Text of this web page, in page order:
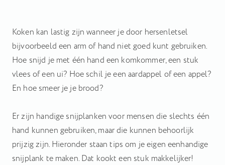
Koken kan lastig zijn wanneer je door hersenletsel
bijvoorbeeld een arm of hand niet goed kunt gebruiken.
Hoe snijd je met één hand een komkommer, een stuk
vlees of een ui? Hoe schil je een aardappel of een appel?
En hoe smeer je je brood?
Er zijn handige snijplanken voor mensen die slechts één
hand kunnen gebruiken, maar die kunnen behoorlijk
prijzig zijn. Hieronder staan tips om je eigen eenhandige
snijplank te maken. Dat kookt een stuk makkelijker!
gebruikersonderzoek uitvoeren.
Advertentie cookies
Hiermee kunnen we u relevante advertenties tonen op
websites en apps van derden, zoals Facebook en Instagram.
ervoor zorgen dat gerelateerde functionaliteit
niet goed werkt. U kunt uw voorkeuren op elk
moment wijzigen.